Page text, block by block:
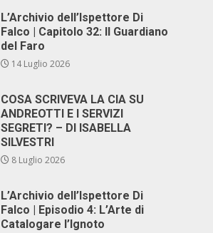
L’Archivio dell’Ispettore Di
Falco | Capitolo 32: Il Guardiano
del Faro
14 Luglio 2026
COSA SCRIVEVA LA CIA SU
ANDREOTTI E I SERVIZI
SEGRETI? – DI ISABELLA
SILVESTRI
8 Luglio 2026
L’Archivio dell’Ispettore Di
Falco | Episodio 4: L’Arte di
Catalogare l’Ignoto